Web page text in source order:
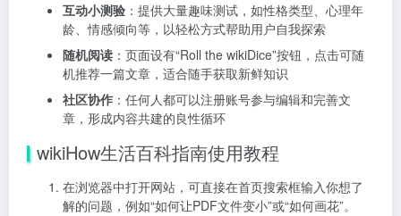
互动小测验 ：提供大量趣味测试，如性格类型、心理年
龄、情感倾向等，以轻松方式帮助用户自我探索
随机阅读 ：页面设有“Roll the wikiDice”按钮，点击可随
机推荐一篇文章，适合随手获取新鲜知识
社区协作 ：任何人都可以注册账号参与编辑和完善文
章，形成内容共建的良性循环
wikiHow生活百科指南使用教程
在浏览器中打开网站，可直接在首页搜索框输入你想了
解的问题，例如“如何让PDF文件变小”或“如何画花”。